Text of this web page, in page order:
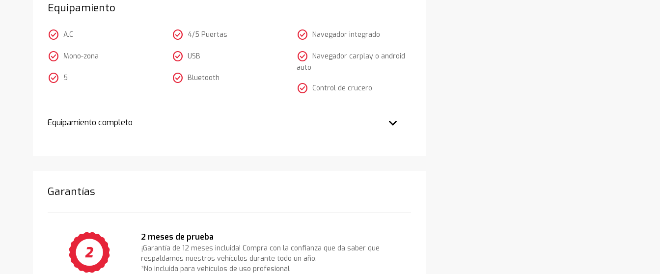
Equipamiento
check_circle A.C
check_circle Mono-zona
check_circle 5
check_circle 4/5 Puertas
check_circle USB
check_circle Bluetooth
check_circle Navegador integrado
check_circle Navegador carplay o android
auto
check_circle Control de crucero
Equipamiento completo
Garantías
2 meses de prueba
¡Garantía de 12 meses incluida! Compra con la confianza que da saber que
respaldamos nuestros vehículos durante todo un año.
*No incluida para vehículos de uso profesional